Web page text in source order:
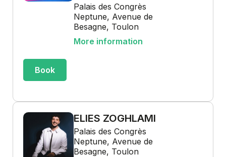
Palais des Congrès
Neptune, Avenue de
Besagne, Toulon
More information
Book
ELIES ZOGHLAMI
Palais des Congrès
Neptune, Avenue de
Besagne, Toulon